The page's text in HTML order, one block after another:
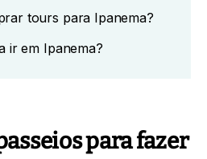
tours para Ipanema?
ir em Ipanema?
para fazer